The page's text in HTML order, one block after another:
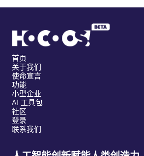
首页
关于我们
使命宣言
功能
小型企业
AI 工具包
社区
登录
联系我们